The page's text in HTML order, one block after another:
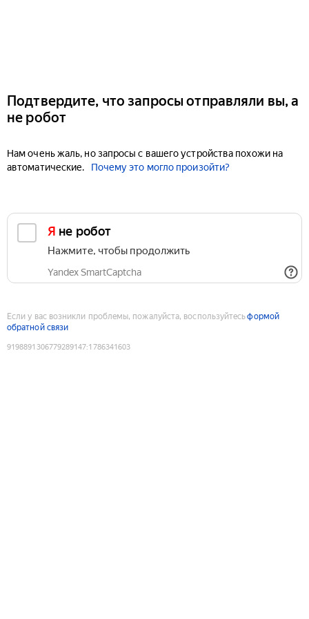
Подтвердите, что запросы отправляли вы, а
не робот
Нам очень жаль, но запросы с вашего устройства похожи на
автоматические.
Почему это могло произойти?
Я не робот
Нажмите, чтобы продолжить
Yandex SmartCaptcha
Если у вас возникли проблемы, пожалуйста, воспользуйтесьформой
обратной связи
9198891306779289147:1786341603